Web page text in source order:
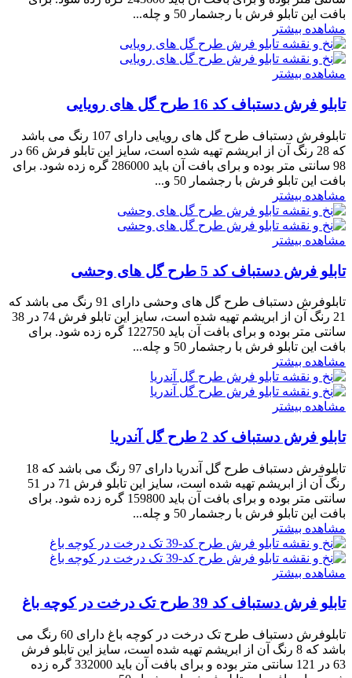
بافت این تابلو فرش با رجشمار 50 و چله...
مشاهده بیشتر
مشاهده بیشتر
تابلو فرش دستباف کد 16 طرح گل های رویایی
تابلوفرش دستباف طرح گل های رویایی دارای 107 رنگ می باشد
که 28 رنگ آن از ابریشم تهیه شده است، سایز این تابلو فرش 66 در
98 سانتی متر بوده و برای بافت آن باید 286000 گره زده شود. برای
بافت این تابلو فرش با رجشمار 50 و...
مشاهده بیشتر
مشاهده بیشتر
تابلو فرش دستباف کد 5 طرح گل های وحشی
تابلوفرش دستباف طرح گل های وحشی دارای 91 رنگ می باشد که
21 رنگ آن از ابریشم تهیه شده است، سایز این تابلو فرش 74 در 38
سانتی متر بوده و برای بافت آن باید 122750 گره زده شود. برای
بافت این تابلو فرش با رجشمار 50 و چله...
مشاهده بیشتر
مشاهده بیشتر
تابلو فرش دستباف کد 2 طرح گل آندریا
تابلوفرش دستباف طرح گل آندریا دارای 97 رنگ می باشد که 18
رنگ آن از ابریشم تهیه شده است، سایز این تابلو فرش 71 در 51
سانتی متر بوده و برای بافت آن باید 159800 گره زده شود. برای
بافت این تابلو فرش با رجشمار 50 و چله...
مشاهده بیشتر
مشاهده بیشتر
تابلو فرش دستباف کد 39 طرح تک درخت در کوچه باغ
تابلوفرش دستباف طرح تک درخت در کوچه باغ دارای 60 رنگ می
باشد که 8 رنگ آن از ابریشم تهیه شده است، سایز این تابلو فرش
63 در 121 سانتی متر بوده و برای بافت آن باید 332000 گره زده